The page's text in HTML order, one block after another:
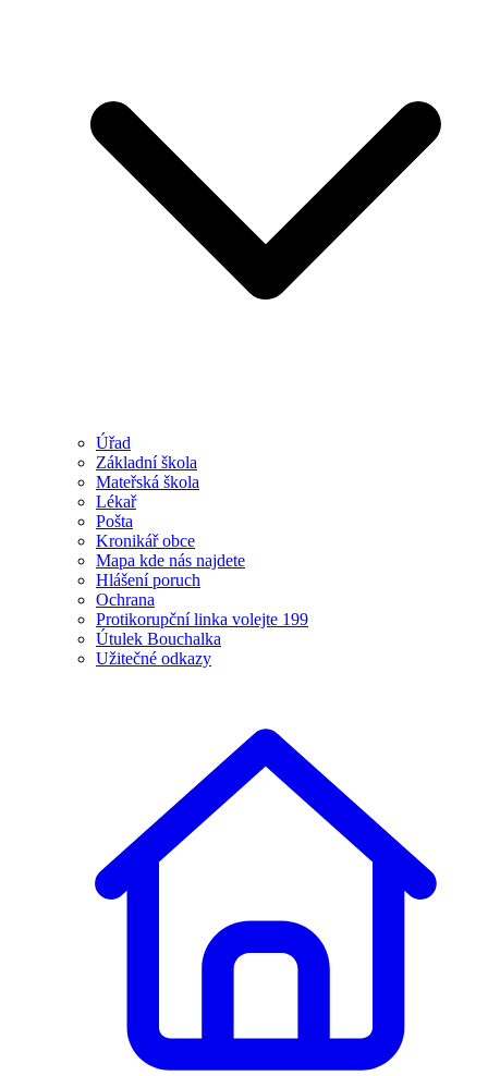
Úřad
Základní škola
Mateřská škola
Lékař
Pošta
Kronikář obce
Mapa kde nás najdete
Hlášení poruch
Ochrana
Protikorupční linka volejte 199
Útulek Bouchalka
Užitečné odkazy